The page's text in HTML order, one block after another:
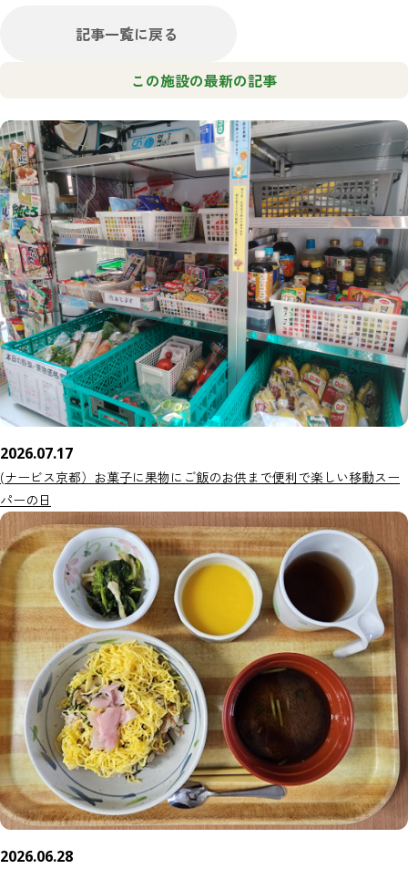
記事一覧に戻る
この施設の最新の記事
2026.07.17
(ナービス京都）お菓子に果物にご飯のお供まで便利で楽しい移動スー
パーの日
2026.06.28